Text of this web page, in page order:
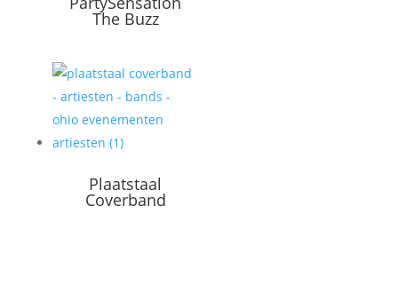
The Buzz
Plaatstaal
Coverband